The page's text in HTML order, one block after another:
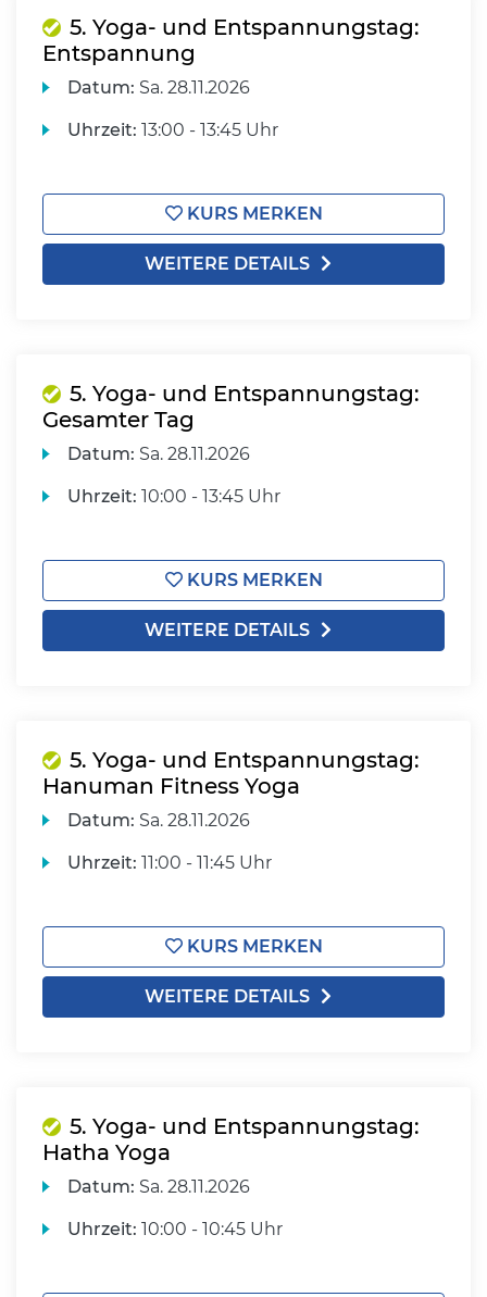
5. Yoga- und Entspannungstag:
Entspannung
Datum: Sa. 28.11.2026
Uhrzeit: 13:00 - 13:45 Uhr
KURS MERKEN
WEITERE DETAILS
5. Yoga- und Entspannungstag:
Gesamter Tag
Datum: Sa. 28.11.2026
Uhrzeit: 10:00 - 13:45 Uhr
KURS MERKEN
WEITERE DETAILS
5. Yoga- und Entspannungstag:
Hanuman Fitness Yoga
Datum: Sa. 28.11.2026
Uhrzeit: 11:00 - 11:45 Uhr
KURS MERKEN
WEITERE DETAILS
5. Yoga- und Entspannungstag:
Hatha Yoga
Datum: Sa. 28.11.2026
Uhrzeit: 10:00 - 10:45 Uhr